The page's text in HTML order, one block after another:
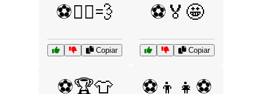
⚽🏃‍♂️💨
Copiar
⚽🏅🤩
Copiar
⚽🏆👕 ⚽👦👧⚽